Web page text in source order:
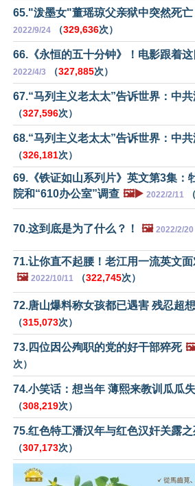
65."泼墨女"董瑶琼父亲狱中突然死亡
2022/9/24 （329,636次）
66.《永恒的五十分钟》！电影跟着
2022/4/3 （327,885次）
67.“马列主义老太太”告诉世界：中
（327,596次）
68.“马列主义老太太”告诉世界：中
（326,181次）
69.《铁证如山系列片》英文第3集：
院和“610办公室”调查 🖼️▶️ 2022/2/11 （
70.这到底是为了什么？！ 🖼️ 2022/2/20
71.让你直不起腰！老江用一流英文
🖼️ 2022/10/11 （322,745次）
72.唐山爆料称女孩都已遇害 残忍超
（315,073次）
73.四位因公殉职的党的好干部猝死
次）
74.小笑话：想当年 薄熙来教训瓜瓜
（308,219次）
75.红色特工潘汉年与红色汉奸关露之
（307,173次）